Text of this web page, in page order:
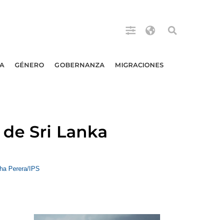
GÉNERO GOBERNANZA MIGRACIONES
Sri Lanka